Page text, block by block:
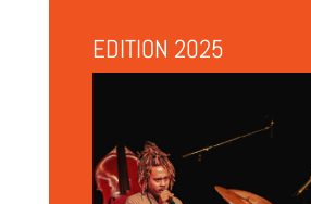
EDITION 2025